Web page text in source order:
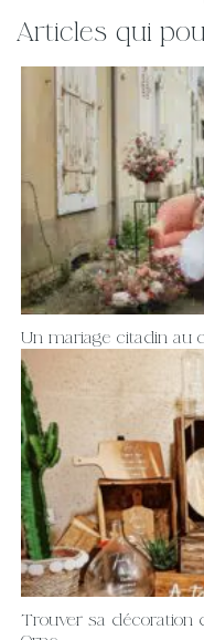
Articles qui
Un mariage citadin au
Trouver sa décoration